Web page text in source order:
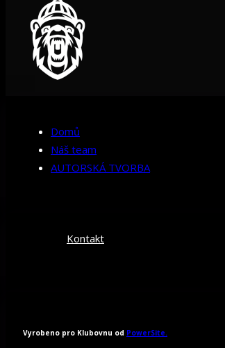
Domů
Náš team
AUTORSKÁ TVORBA
Kontakt
Vyrobeno pro Klubovnu od PowerSite.